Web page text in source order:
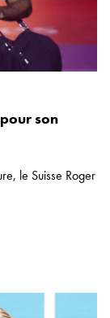
son
le Suisse Roger